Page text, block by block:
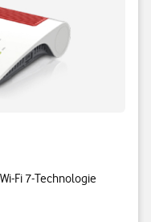
Fi 7-Technologie